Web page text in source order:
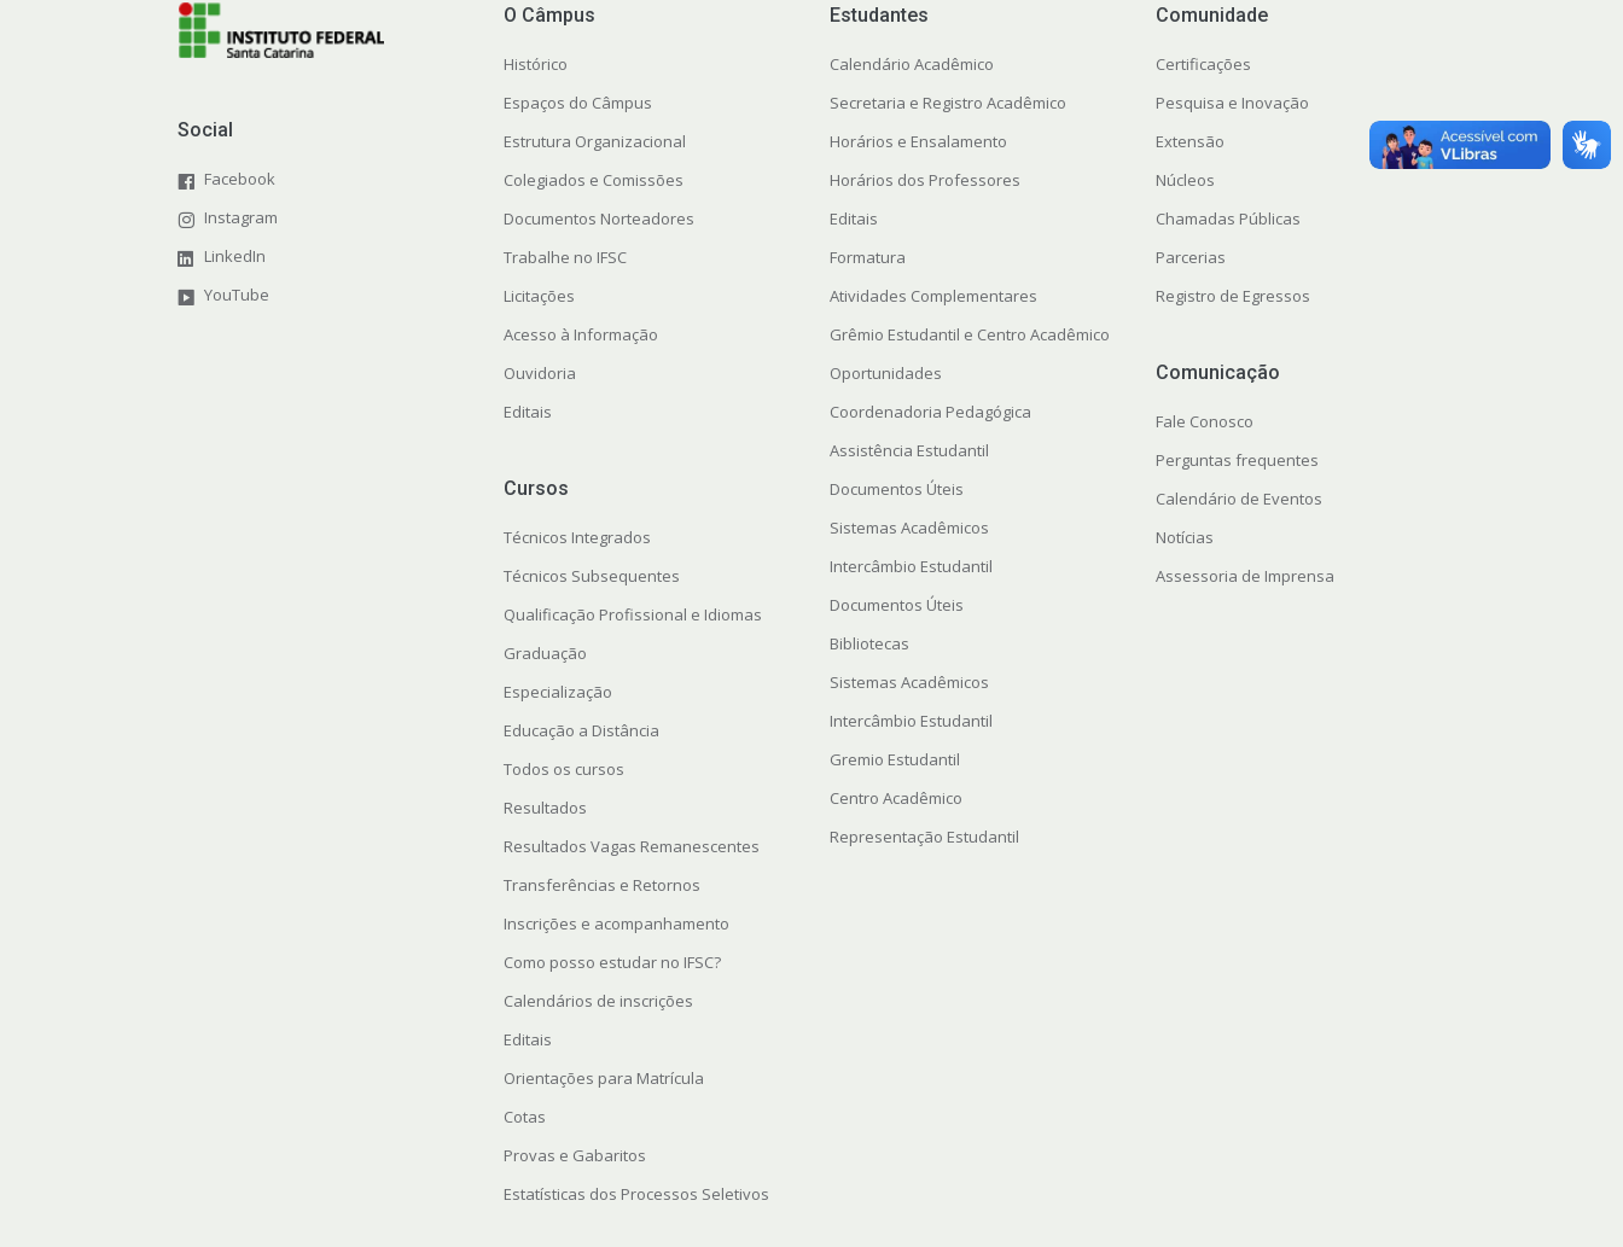
Social
Facebook
Instagram
LinkedIn
YouTube
O Câmpus
Histórico
Espaços do Câmpus
Estrutura Organizacional
Colegiados e Comissões
Documentos Norteadores
Trabalhe no IFSC
Licitações
Acesso à Informação
Ouvidoria
Editais
Cursos
Técnicos Integrados
Técnicos Subsequentes
Qualificação Profissional e Idiomas
Graduação
Especialização
Educação a Distância
Todos os cursos
Resultados
Resultados Vagas Remanescentes
Transferências e Retornos
Inscrições e acompanhamento
Como posso estudar no IFSC?
Calendários de inscrições
Editais
Orientações para Matrícula
Cotas
Provas e Gabaritos
Estatísticas dos Processos Seletivos
Estudantes
Calendário Acadêmico
Secretaria e Registro Acadêmico
Horários e Ensalamento
Horários dos Professores
Editais
Formatura
Atividades Complementares
Grêmio Estudantil e Centro Acadêmico
Oportunidades
Coordenadoria Pedagógica
Assistência Estudantil
Documentos Úteis
Sistemas Acadêmicos
Intercâmbio Estudantil
Documentos Úteis
Bibliotecas
Sistemas Acadêmicos
Intercâmbio Estudantil
Gremio Estudantil
Centro Acadêmico
Representação Estudantil
Comunidade
Certificações
Pesquisa e Inovação
Extensão
Núcleos
Chamadas Públicas
Parcerias
Registro de Egressos
Comunicação
Fale Conosco
Perguntas frequentes
Calendário de Eventos
Notícias
Assessoria de Imprensa